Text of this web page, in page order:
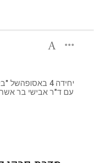
יחידה 4
עם ד"ר אבישי בר